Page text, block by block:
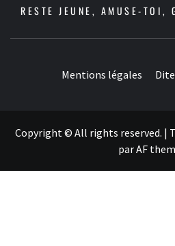
RESTE JEUNE, AMUSE-TOI,
Mentions légales
Copyright © All rights reserved. |
parAF